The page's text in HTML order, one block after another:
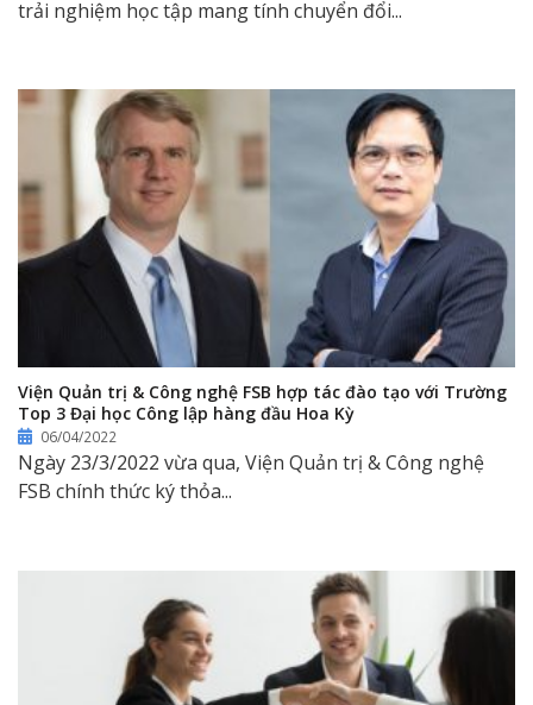
trải nghiệm học tập mang tính chuyển đổi...
Viện Quản trị & Công nghệ FSB hợp tác đào tạo với Trường
Top 3 Đại học Công lập hàng đầu Hoa Kỳ
06/04/2022
Ngày 23/3/2022 vừa qua, Viện Quản trị & Công nghệ
FSB chính thức ký thỏa...